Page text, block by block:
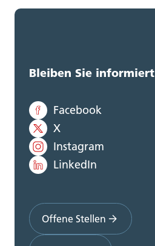
Bleiben Sie informiert
Facebook
X
Instagram
LinkedIn
Offene Stellen